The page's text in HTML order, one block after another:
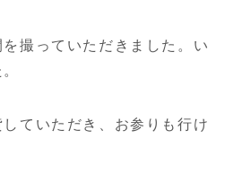
撮っていただきました。 い
ていただき、お参りも行け